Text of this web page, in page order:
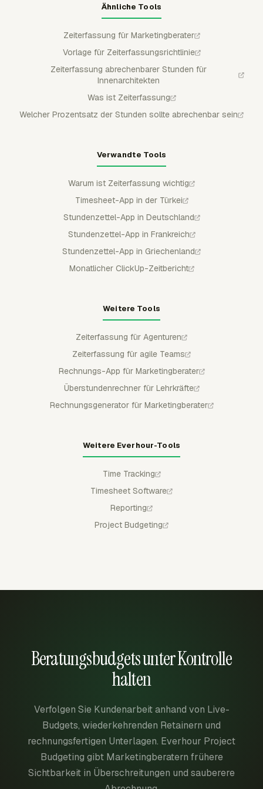
Ähnliche Tools
Zeiterfassung für Marketingberater
Vorlage für Zeiterfassungsrichtlinie
Zeiterfassung abrechenbarer Stunden für
Innenarchitekten
Was ist Zeiterfassung
Welcher Prozentsatz der Stunden sollte abrechenbar sein
Verwandte Tools
Warum ist Zeiterfassung wichtig
Timesheet-App in der Türkei
Stundenzettel-App in Deutschland
Stundenzettel-App in Frankreich
Stundenzettel-App in Griechenland
Monatlicher ClickUp-Zeitbericht
Weitere Tools
Zeiterfassung für Agenturen
Zeiterfassung für agile Teams
Rechnungs-App für Marketingberater
Überstundenrechner für Lehrkräfte
Rechnungsgenerator für Marketingberater
Weitere Everhour-Tools
Time Tracking
Timesheet Software
Reporting
Project Budgeting
Beratungsbudgets unter Kontrolle
halten
Verfolgen Sie Kundenarbeit anhand von Live-
Budgets, wiederkehrenden Retainern und
rechnungsfertigen Unterlagen. Everhour Project
Budgeting gibt Marketingberatern frühere
Sichtbarkeit in Überschreitungen und sauberere